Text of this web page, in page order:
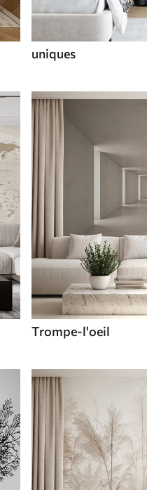
uniques
Trompe-l'oeil